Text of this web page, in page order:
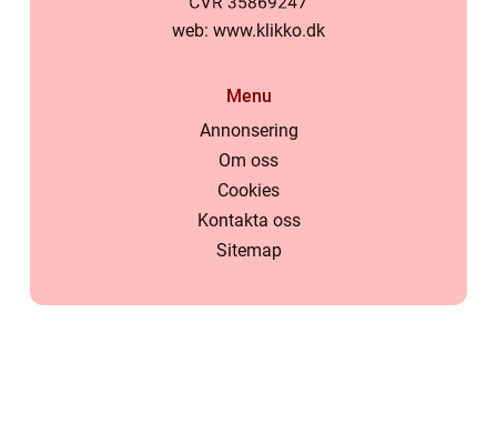
web: www.klikko.dk
Menu
Annonsering
Om oss
Cookies
Kontakta oss
Sitemap